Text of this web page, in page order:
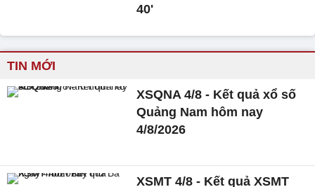
40'
TIN MỚI
XSQNA 4/8 - Kết quả xổ số
Quảng Nam hôm nay
4/8/2026
XSMT 4/8 - Kết quả XSMT